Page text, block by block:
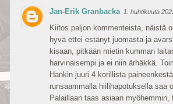
Jan-Erik Granbacka 1. huhtikuuta
Kiitos paljon kommenteista, näistä
hyvä ettei estänyt juomasta ja
kisaan, pitkään mietin kumman
harvinaisempi ja ei niin ärhäkkä.
Hankin juuri 4 korillista
runsaammalla hiilihapotuksella saa
Palaillaan taas asiaan